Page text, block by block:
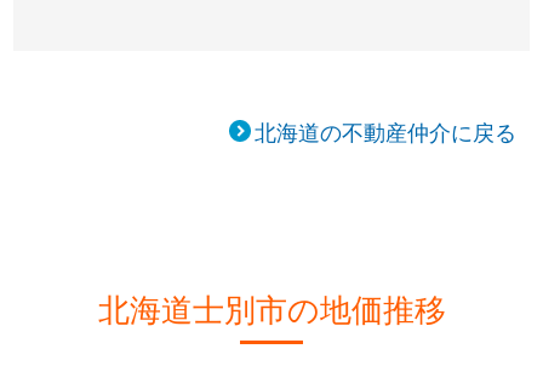
北海道の不動産仲介に戻る
北海道士別市の地価推移